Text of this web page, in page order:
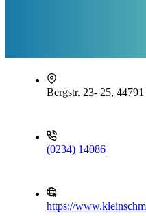
Bergstr. 23- 25,
(0234) 14086
https://